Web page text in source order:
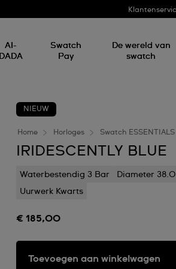
AI-
DADA
Swatch
Pay
De wereld van
swatch
NIEUW
Home Horloges Swatch ESSENTIALS
IRIDESCENTLY BLUE
Waterbestendig 3 Bar
Diameter
Uurwerk Kwarts
€ 185,00
Toevoegen aan winkelwagen